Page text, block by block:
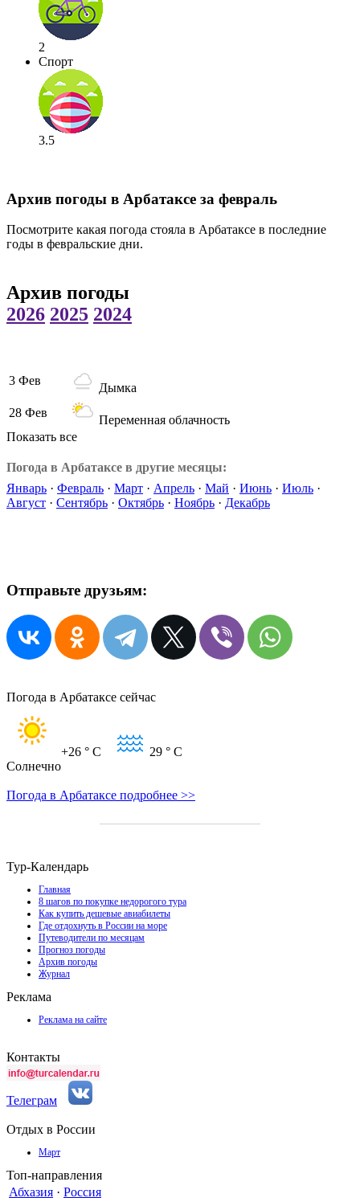
2
Спорт
3.5
Архив погоды в Арбатаксе за февраль
Посмотрите какая погода стояла в Арбатаксе в последние
годы в февральские дни.
Архив погоды
2026 2025 2024
3 Фев
Дымка
28 Фев
Переменная облачность
Показать все
Погода в Арбатаксе в другие месяцы:
Январь · Февраль · Март · Апрель · Май · Июнь · Июль ·
Август · Сентябрь · Октябрь · Ноябрь · Декабрь
Отправьте друзьям:
Погода в Арбатаксе сейчас
+26 ° C 29 ° C
Солнечно
Погода в Арбатаксе подробнее >>
Тур-Календарь
Главная
8 шагов по покупке недорогого тура
Как купить дешевые авиабилеты
Где отдохнуть в России на море
Путеводители по месяцам
Прогноз погоды
Архив погоды
Журнал
Реклама
Реклама на сайте
Контакты
Телеграм
Отдых в России
Март
Топ-направления
Абхазия · Россия